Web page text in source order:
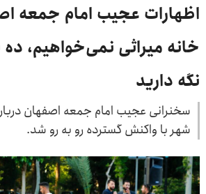
اظهارات عجیب امام جمعه
خانه میراثی نمی‌خواهیم، ده
نگه دارید
سخنرانی عجیب امام جمعه اصفهان
شهر با واکنش‌ گسترده رو به رو شد.